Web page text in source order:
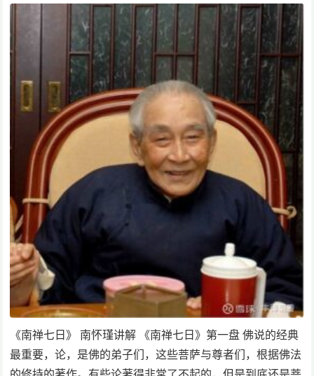
《南禅七日》 南怀瑾讲解 《南禅七日》第一盘 佛说的经典
最重要，论，是佛的弟子们，这些菩萨与尊者们，根据佛法